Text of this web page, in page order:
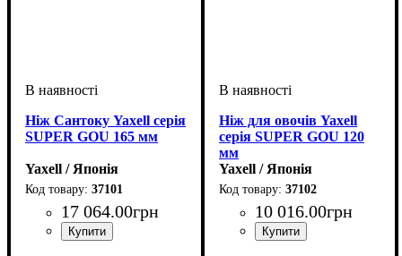
Ніж Сантоку Yaxell серія
SUPER GOU 165 мм
Yaxell / Японія
37101
17 064.00грн
Ніж для овочів Yaxell
серія SUPER GOU 120
мм
Yaxell / Японія
37102
10 016.00грн